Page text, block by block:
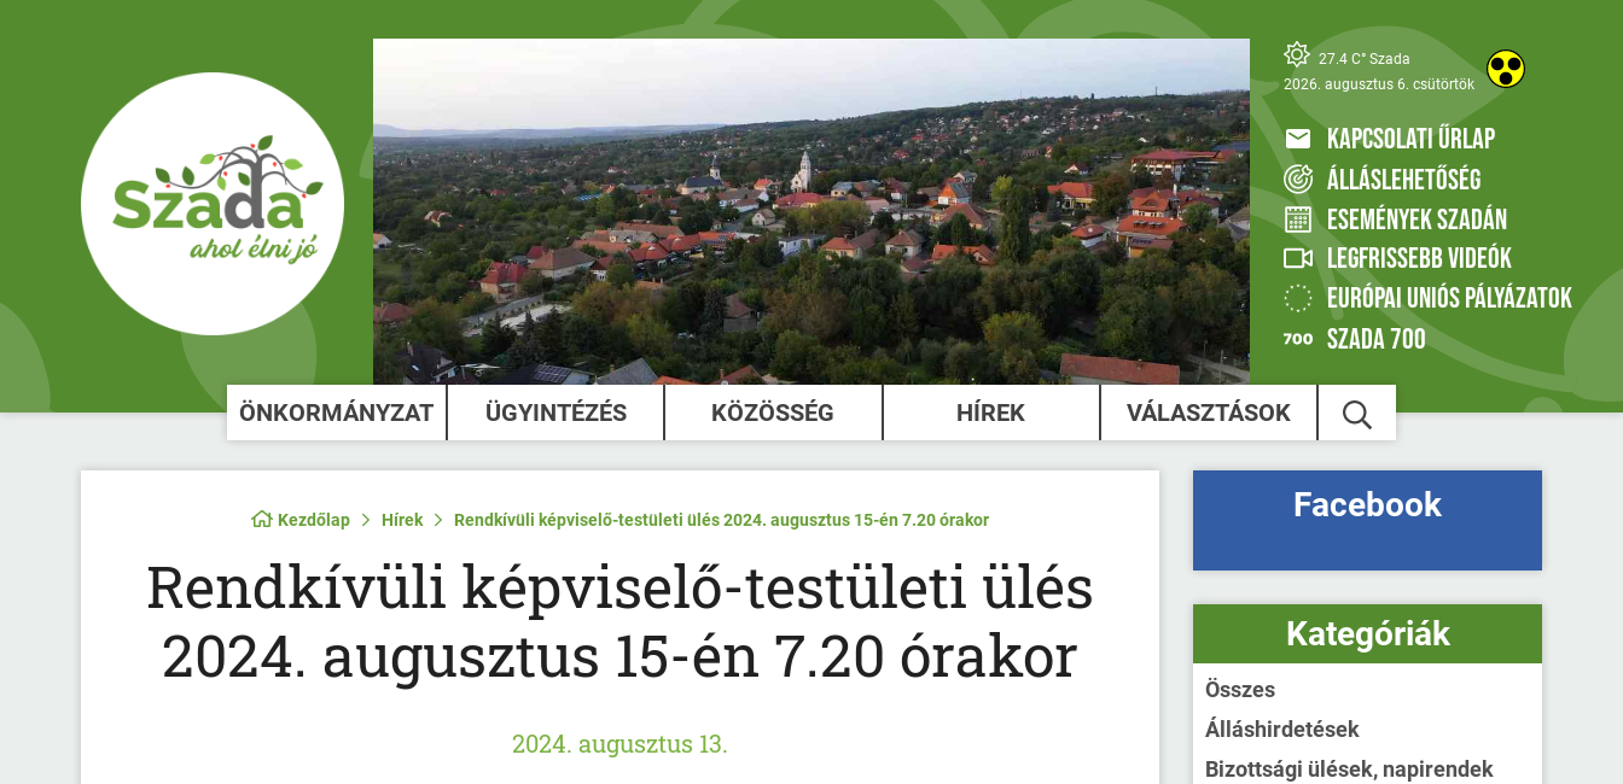
27.4 C° Szada
2026. augusztus 6. csütörtök
KAPCSOLATI ŰRLAP
ÁLLÁSLEHETŐSÉG
ESEMÉNYEK SZADÁN
LEGFRISSEBB VIDEÓK
EURÓPAI UNIÓS PÁLYÁZATOK
SZADA 700
ÖNKORMÁNYZAT ÜGYINTÉZÉS KÖZÖSSÉG HÍREK VÁLASZTÁSOK
Kezdőlap Hírek Rendkívüli képviselő-testületi ülés 2024. augusztus 15-én 7.20 órakor
Rendkívüli képviselő-testületi ülés
2024. augusztus 15-én 7.20 órakor
2024. augusztus 13.
Facebook
Kategóriák
Összes
Álláshirdetések
Bizottsági ülések, napirendek